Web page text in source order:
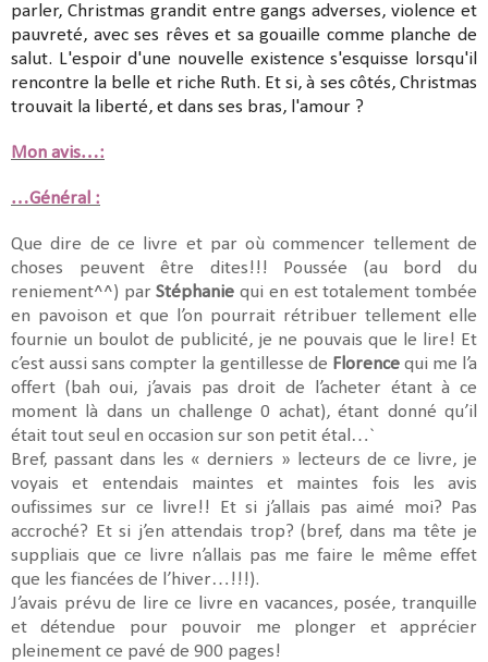
parler, Christmas grandit entre gangs adverses, violence et
pauvreté, avec ses rêves et sa gouaille comme planche de
salut. L'espoir d'une nouvelle existence s'esquisse lorsqu'il
rencontre la belle et riche Ruth. Et si, à ses côtés, Christmas
trouvait la liberté, et dans ses bras, l'amour ?
Mon avis…:
…Général :
Que dire de ce livre et par où commencer tellement de
choses peuvent être dites!!! Poussée (au bord du
reniement^^) parStéphanie qui en est totalement tombée
en pavoison et que l’on pourrait rétribuer tellement elle
fournie un boulot de publicité, je ne pouvais que le lire! Et
c’est aussi sans compter la gentillesse de Florencequi me l’a
offert (bah oui, j’avais pas droit de l’acheter étant à ce
moment là dans un challenge 0 achat), étant donné qu’il
était tout seul en occasion sur son petit étal…`
Bref, passant dans les « derniers » lecteurs de ce livre, je
voyais et entendais maintes et maintes fois les avis
oufissimes sur ce livre!! Et si j’allais pas aimé moi? Pas
accroché? Et si j’en attendais trop? (bref, dans ma tête je
suppliais que ce livre n’allais pas me faire le même effet
que les fiancées de l’hiver…!!!).
J’avais prévu de lire ce livre en vacances, posée, tranquille
et détendue pour pouvoir me plonger et apprécier
pleinement ce pavé de 900 pages!